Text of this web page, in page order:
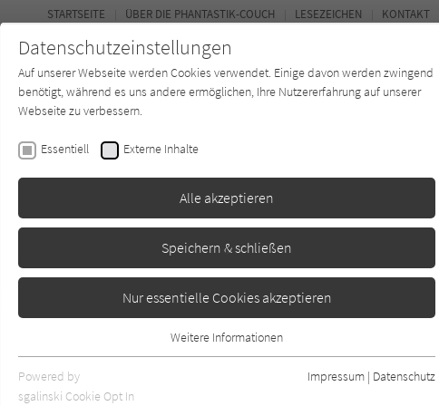
Mystery Buchtyp Autor*in Magazin
STARTSEITE ÜBER DIE PHANTASTIK-COUCH LESEZEICHEN KONTAKT
Extrem
Datenschutzeinstellungen
Auf unserer Webseite werden Cookies verwendet. Einige davon werden zwingend
benötigt, während es uns andere ermöglichen, Ihre Nutzererfahrung auf unserer
Webseite zu verbessern.
Essentiell Externe Inhalte
Alle akzeptieren
Speichern & schließen
Nur essentielle Cookies akzeptieren
Essentielle Cookies werden für grundlegende Funktionen der Webseite
benötigt. Dadurch ist gewährleistet, dass die Webseite einwandfrei
Weitere Informationen
Powered by
sgalinski Cookie Opt In
Impressum | Datenschutz